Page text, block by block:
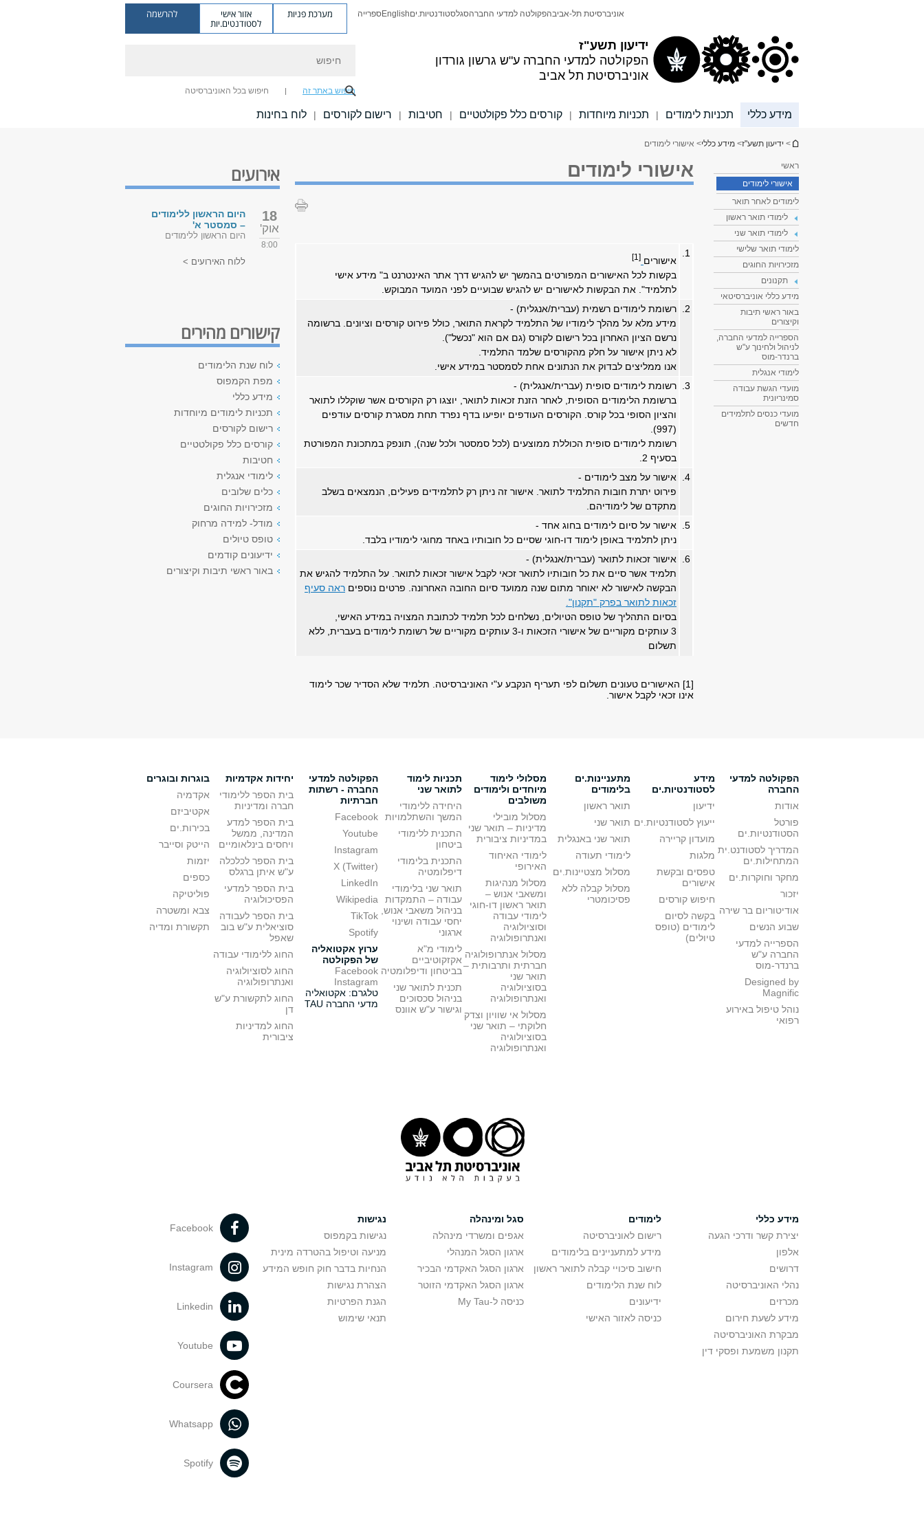
ידיעון תשע"ז
הפקולטה למדעי החברה ע"ש גרשון גורדון
אוניברסיטת תל אביב
אוניברסיטת תל-אביבהפקולטה למדעי החברהסגלסטודנטיות.יםEnglishספרייה מערכת פניות אזור אישי
לסטודנטים.יות
להרשמה
חיפוש באתר זה חיפוש בכל האוניברסיטה
מידע כללי תכניות לימודים | תכניות מיוחדות | קורסים כלל פקולטטיים | חטיבות | רישום לקורסים | לוח בחינות
הינך נמצא כאן
> ידיעון תשע"ז> מידע כללי> אישורי לימודים
ראשי
אישורי לימודים
לימודים לאחר תואר
לימודי תואר ראשון
לימודי תואר שני
לימודי תואר שלישי
מזכירויות החוגים
תקנונים
מידע כללי אוניברסיטאי
באור ראשי תיבות
וקיצורים
הספרייה למדעי החברה,
לניהול ולחינוך ע"ש
ברנדר-מוס
לימודי אנגלית
מועדי הגשת עבודה
סמינריונית
מועדי כנסים לתלמידים
חדשים
אישורי לימודים
1.
אישורים [1]
בקשות לכל האישורים המפורטים בהמשך יש להגיש דרך אתר האינטרנט ב" מידע אישי
לתלמיד". את הבקשות לאישורים יש להגיש שבועיים לפני המועד המבוקש.
2.
רשומת לימודים רשמית (עברית/אנגלית) -
מידע מלא על מהלך לימודיו של התלמיד לקראת התואר, כולל פירוט קורסים וציונים. ברשומה
נרשם הציון האחרון בכל רישום לקורס (גם אם הוא "נכשל").
לא ניתן אישור על חלק מהקורסים שלמד התלמיד.
אנו ממליצים לבדוק את הנתונים אחת לסמסטר במידע אישי.
3.
רשומת לימודים סופית (עברית/אנגלית) -
ברשומת הלימודים הסופית, לאחר הזנת זכאות לתואר, יוצגו רק הקורסים אשר שוקללו לתואר
והציון הסופי בכל קורס. הקורסים העודפים יופיעו בדף נפרד תחת מסגרת קורסים עודפים
(997).
רשומת לימודים סופית הכוללת ממוצעים (לכל סמסטר ולכל שנה), תונפק במתכונת המפורטת
בסעיף 2.
4.
אישור על מצב לימודים -
פירוט יתרת חובות התלמיד לתואר. אישור זה ניתן רק לתלמידים פעילים, הנמצאים בשלב
מתקדם של לימודיהם.
5.
אישור על סיום לימודים בחוג אחד -
ניתן לתלמיד באופן לימוד דו-חוגי שסיים כל חובותיו באחד מחוגי לימודיו בלבד.
6.
אישור זכאות לתואר (עברית/אנגלית) -
תלמיד אשר סיים את כל חובותיו לתואר זכאי לקבל אישור זכאות לתואר. על התלמיד להגיש את
הבקשה לאישור לא יאוחר מתום שנה ממועד סיום החובה האחרונה. פרטים נוספים ראה סעיף
זכאות לתואר בפרק "תקנון".
בסיום התהליך של טופס הטיולים, נשלחים לכל תלמיד לכתובת המצויה במידע האישי,
3 עותקים מקוריים של אישורי הזכאות ו-3 עותקים מקוריים של רשומת לימודים בעברית, ללא
תשלום
[1] האישורים טעונים תשלום לפי תעריף הנקבע ע"י האוניברסיטה. תלמיד שלא הסדיר שכר לימוד
אינו זכאי לקבל אישור.
אירועים
18
אוק'
8:00
היום הראשון ללימודים
– סמסטר א'
היום הראשון ללימודים
ללוח האירועים >
קישורים מהירים
לוח שנת הלימודים
מפת הקמפוס
מידע כללי
תכניות לימודים מיוחדות
רישום לקורסים
קורסים כלל פקולטטיים
חטיבות
לימודי אנגלית
כלים שלובים
מזכירויות החוגים
מודל- למידה מרחוק
טופס טיולים
ידיעונים קודמים
באור ראשי תיבות וקיצורים
הפקולטה למדעי
החברה
אודות
פורטל
הסטודנטיות.ים
המדריך לסטודנט.ית
המתחילות.ים
מחקר וחוקרות.ים
יזכור
אודיטוריום בר שירה
שבוע הנשים
הספרייה למדעי
החברה ע"ש
ברנדר-מוס
Designed by
Magnific
נוהל טיפול באירוע
רפואי
מידע
לסטודנטיות.ים
ידיעון
ייעוץ לסטודנטיות.ים
מועדון קריירה
מלגות
טפסים ובקשת
אישורים
חיפוש קורסים
בקשה לסיום
לימודים (טופס
טיולים)
מתעניינות.ים
בלימודים
תואר ראשון
תואר שני
תואר שני באנגלית
לימודי תעודה
מסלול מצטיינות.ים
מסלול קבלה ללא
פסיכומטרי
מסלולי לימוד
מיוחדים ולימודים
משולבים
מסלול מובילי
מדיניות – תואר שני
במדיניות ציבורית
לימודי האיחוד
האירופי
מסלול מנהיגות
ומשאבי אנוש –
תואר ראשון דו-חוגי
לימודי עבודה
וסוציולוגיה
ואנתרופולוגיה
מסלול אנתרופולוגיה
חברתית ותרבותית –
תואר שני
בסוציולוגיה
ואנתרופולוגיה
מסלול אי שוויון וצדק
חלוקתי – תואר שני
בסוציולוגיה
ואנתרופולוגיה
תכניות לימוד
לתואר שני
היחידה ללימודי
המשך והשתלמויות
התכנית ללימודי
ביטחון
התכנית בלימודי
דיפלומטיה
תואר שני בלימודי
עבודה – התמקדות
בניהול משאבי אנוש,
יחסי עבודה ושינוי
ארגוני
לימודי מ"א
אקזקוטיביים
בביטחון ודיפלומטיה
תכנית לתואר שני
בניהול סכסוכים
וגישור ע"ש אוונס
הפקולטה למדעי
החברה - רשתות
חברתיות
Facebook
Youtube
Instagram
X (Twitter)
LinkedIn
Wikipedia
TikTok
Spotify
ערוץ אקטואליה
של הפקולטה
Facebook
Instagram
טלגרם: אקטואליה
מדעי החברה TAU
יחידות אקדמיות
בית הספר ללימודי
חברה ומדיניות
בית הספר למדע
המדינה, ממשל
ויחסים בינלאומיים
בית הספר לכלכלה
ע"ש איתן ברגלס
בית הספר למדעי
הפסיכולוגיה
בית הספר לעבודה
סוציאלית ע"ש בוב
שאפל
החוג ללימודי עבודה
החוג לסוציולוגיה
ואנתרופולוגיה
החוג לתקשורת ע"ש
דן
החוג למדיניות
ציבורית
בוגרות ובוגרים
אקדמיה
אקטיביזם
בכירות.ים
הייטק וסייבר
יזמות
כספים
פוליטיקה
צבא ומשטרה
תקשורת ומדיה
מידע כללי
יצירת קשר ודרכי הגעה
אלפון
דרושים
נהלי האוניברסיטה
מכרזים
מידע לשעת חירום
מבקרת האוניברסיטה
תקנון משמעת ופסקי דין
לימודים
רישום לאוניברסיטה
מידע למתעניינים בלימודים
חישוב סיכויי קבלה לתואר ראשון
לוח שנת הלימודים
ידיעונים
כניסה לאזור האישי
סגל ומינהלה
אגפים ומשרדי מינהלה
ארגון הסגל המנהלי
ארגון הסגל האקדמי הבכיר
ארגון הסגל האקדמי הזוטר
כניסה ל-My Tau
נגישות
נגישות בקמפוס
מניעה וטיפול בהטרדה מינית
הנחיות בדבר חוק חופש המידע
הצהרת נגישות
הגנת הפרטיות
תנאי שימוש
Facebook
Instagram
Linkedin
Youtube
Coursera
Whatsapp
Spotify